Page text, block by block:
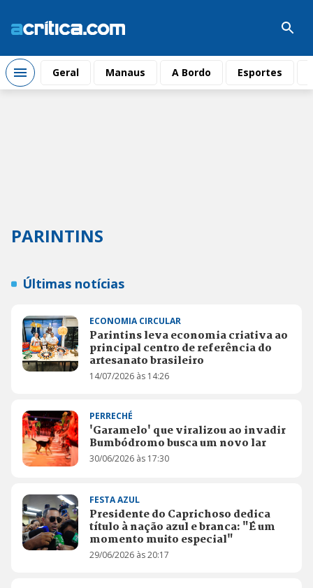
Geral Manaus A Bordo Esportes
PARINTINS
Últimas notícias
ECONOMIA CIRCULAR
Parintins leva economia criativa ao
principal centro de referência do
artesanato brasileiro
14/07/2026 às 14:26
PERRECHÉ
'Garamelo' que viralizou ao invadir
Bumbódromo busca um novo lar
30/06/2026 às 17:30
FESTA AZUL
Presidente do Caprichoso dedica
título à nação azul e branca: "É um
momento muito especial"
29/06/2026 às 20:17